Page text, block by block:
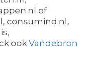
of
consumind.nl,
ook Vandebron